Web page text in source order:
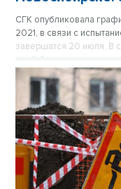
СГК опубликовала
2021, в связи с
завершатся 20 июля. В
дней без привычного